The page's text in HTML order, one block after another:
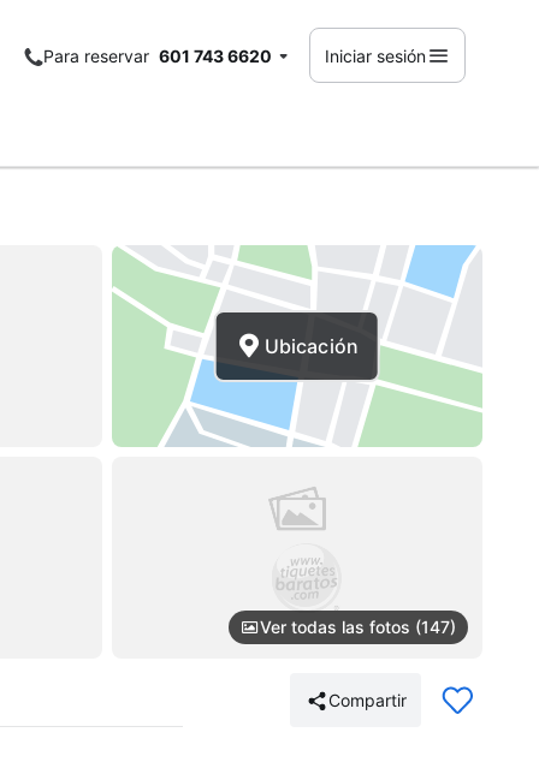
Para reservar 601 743 6620 Iniciar sesión
Ver todas las fotos (147)
Ubicación
Compartir